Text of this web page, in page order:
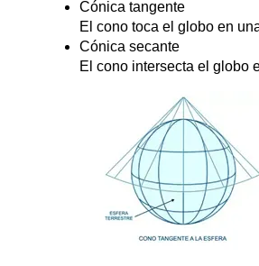
Cónica tangente
El cono toca el globo en
Cónica secante
El cono intersecta el globo